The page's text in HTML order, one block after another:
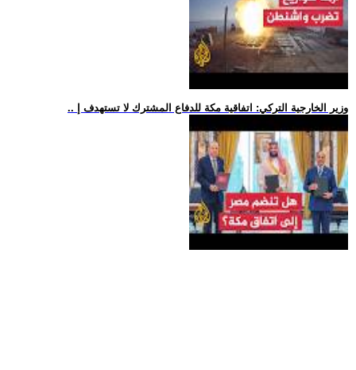
.. وزير الخارجية التركي: اتفاقية مكة للدفاع المشترك لا تستهدف إ